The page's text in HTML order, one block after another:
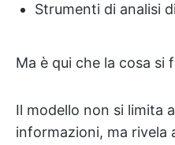
Strumenti di analisi
Ma è qui che la cosa si
Il modello non si limita
informazioni, ma rivela